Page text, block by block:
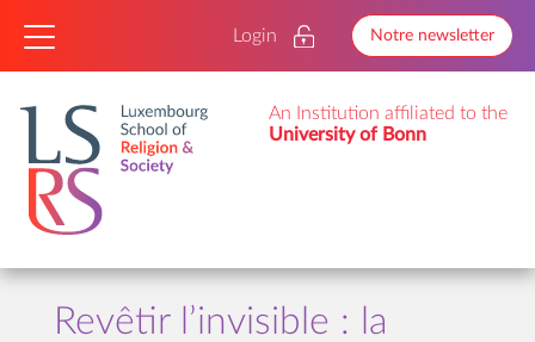
An Institution affiliated to the
University of Bonn
Login Notre newsletter
Revêtir l’invisible : la